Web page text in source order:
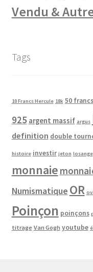
Vendu &
Tags
10 Francs Hercule 18k 50
925 argent massif argus
definition double
histoire investir jeton losange
monnaie
Numismatique OR
Poinçon poinçons
titrage Van Gogh youtube